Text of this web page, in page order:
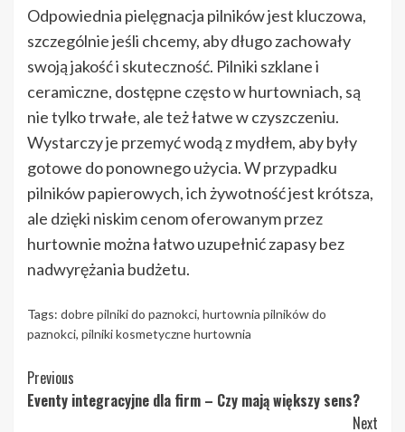
Odpowiednia pielęgnacja pilników jest kluczowa,
szczególnie jeśli chcemy, aby długo zachowały
swoją jakość i skuteczność. Pilniki szklane i
ceramiczne, dostępne często w hurtowniach, są
nie tylko trwałe, ale też łatwe w czyszczeniu.
Wystarczy je przemyć wodą z mydłem, aby były
gotowe do ponownego użycia. W przypadku
pilników papierowych, ich żywotność jest krótsza,
ale dzięki niskim cenom oferowanym przez
hurtownie można łatwo uzupełnić zapasy bez
nadwyrężania budżetu.
Tags: dobre pilniki do paznokci, hurtownia pilników do
paznokci, pilniki kosmetyczne hurtownia
Continue
Reading
Previous
Eventy integracyjne dla firm – Czy mają większy sens?
Next